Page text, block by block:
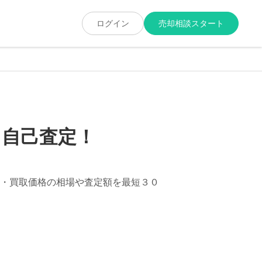
ログイン 売却相談スタート
己査定！
買取価格の相場や査定額を最短３０